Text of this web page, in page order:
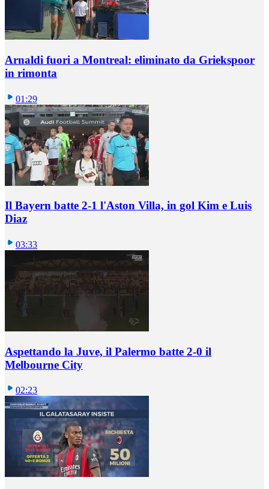
Arnaldi fuori a Montreal: eliminato da Griekspoor
in rimonta
01:29
Il Bayern batte 2-1 l'Aston Villa, in gol Kim e Luis
Diaz
03:33
Aspettando la Juve, il Palermo batte 2-0 il
Melbourne City
02:23